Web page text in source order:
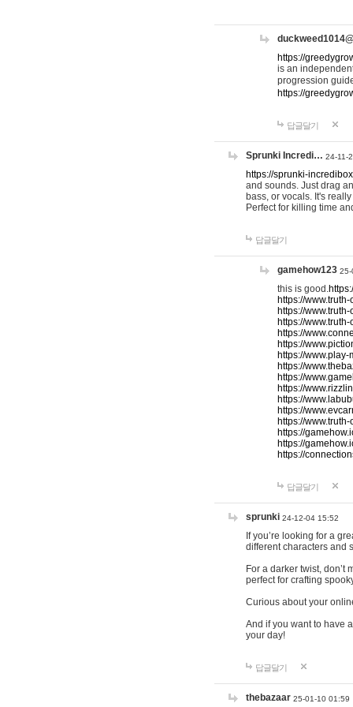
https://
is an
progression
https://
답글달기
Sprunki Incredi… 24-11-
https://sprunki-
and sounds. Just drag
bass, or vocals. It's
Perfect for killing time
답글달기
gamehow123 25-
this is good.
https://
https://
https://
https://
https://
https://
https://
https://
https://
https://
https://
https://
https://
https://
https://
답글달기
sprunki 24-12-04 15:52
If you’re looking for a
different characters and
For a darker twist, don’t
perfect for crafting
Curious about your
And if you want to have
your day!
답글달기
thebazaar 25-01-10 01:59